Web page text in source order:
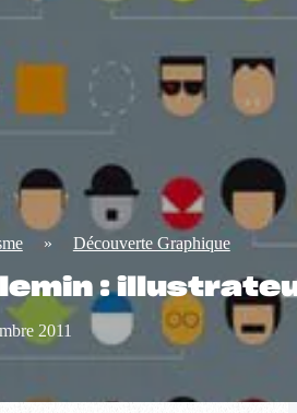
» Découverte Graphique
:
2011